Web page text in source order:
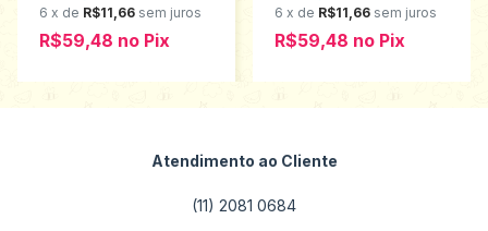
6 x de R$11,66 sem juros
R$59,48 no Pix
6 x de R$11,66 sem juros
R$59,48 no Pix
Atendimento ao Cliente
(11) 2081 0684